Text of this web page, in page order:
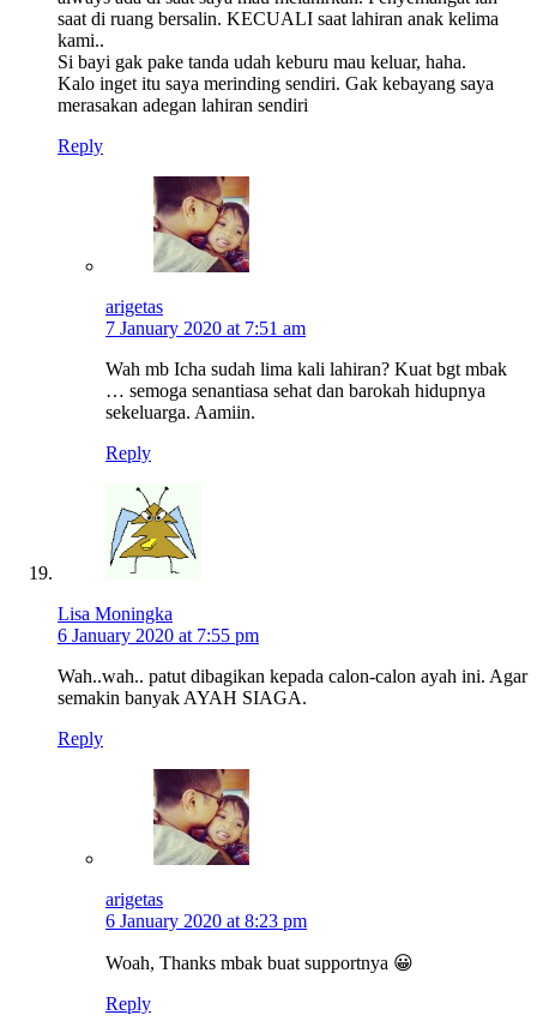
saat di ruang bersalin. KECUALI saat lahiran anak kelima
kami..
Si bayi gak pake tanda udah keburu mau keluar, haha.
Kalo inget itu saya merinding sendiri. Gak kebayang saya
merasakan adegan lahiran sendiri
Reply
arigetas
7 January 2020 at 7:51 am
Wah mb Icha sudah lima kali lahiran? Kuat bgt mbak
… semoga senantiasa sehat dan barokah hidupnya
sekeluarga. Aamiin.
Reply
Lisa Moningka
6 January 2020 at 7:55 pm
Wah..wah.. patut dibagikan kepada calon-calon ayah ini. Agar
semakin banyak AYAH SIAGA.
Reply
arigetas
6 January 2020 at 8:23 pm
Woah, Thanks mbak buat supportnya 😀
Reply